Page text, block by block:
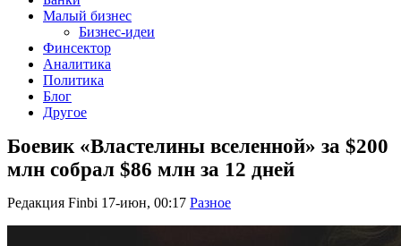
Малый бизнес
Бизнес-идеи
Финсектор
Аналитика
Политика
Блог
Другое
Боевик «Властелины вселенной» за $200
млн собрал $86 млн за 12 дней
Редакция Finbi 17-июн, 00:17 Разное